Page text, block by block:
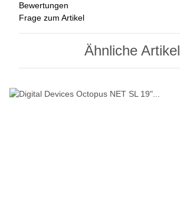
Bewertungen
Frage zum Artikel
Ähnliche Artikel